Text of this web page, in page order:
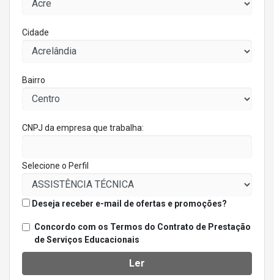
Cidade
Bairro
CNPJ da empresa que trabalha:
Selecione o Perfil
Deseja receber e-mail de ofertas e promoções?
Concordo com os Termos do Contrato de Prestação
de Serviços Educacionais
Ler